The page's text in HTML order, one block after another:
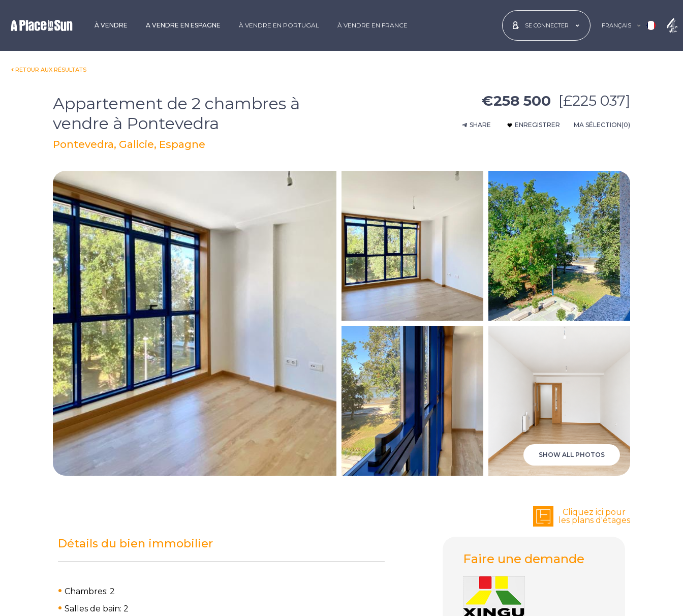
À VENDRE A VENDRE EN ESPAGNE À VENDRE EN PORTUGAL À VENDRE EN FRANCE SE CONNECTER FRANÇAIS
RETOUR AUX RÉSULTATS
Appartement de 2 chambres à
vendre à Pontevedra
Pontevedra, Galicie, Espagne
€258 500 [£225 037]
SHARE ENREGISTRER MA SÉLECTION(0)
SHOW ALL PHOTOS
Cliquez ici pour
les plans d'étages
Détails du bien immobilier
Chambres: 2
Salles de bain: 2
Faire une demande